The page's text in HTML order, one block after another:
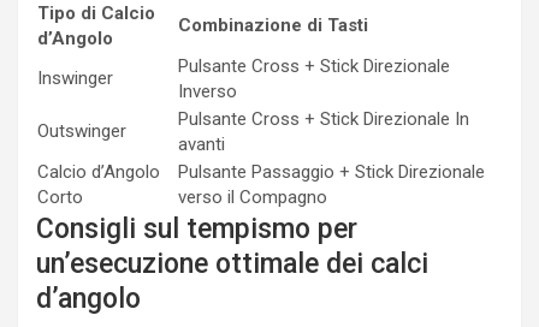
Tipo di Calcio
d’Angolo
Combinazione di Tasti
Inswinger
Pulsante Cross + Stick Direzionale
Inverso
Outswinger
Pulsante Cross + Stick Direzionale In
avanti
Calcio d’Angolo
Corto
Pulsante Passaggio + Stick Direzionale
verso il Compagno
Consigli sul tempismo per
un’esecuzione ottimale dei calci
d’angolo